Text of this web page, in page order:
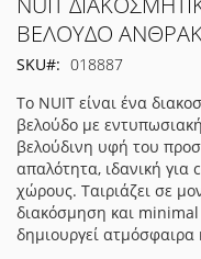
στην
αρχή
της
εικόνων
ΒΕΛΟΥΔΟ
SKU
018887
Το NUIT είναι ένα
βελούδο με
βελούδινη υφή του
απαλότητα, ιδανική
χώρους. Ταιριάζει σε
διακόσμηση και minimal
δημιουργεί